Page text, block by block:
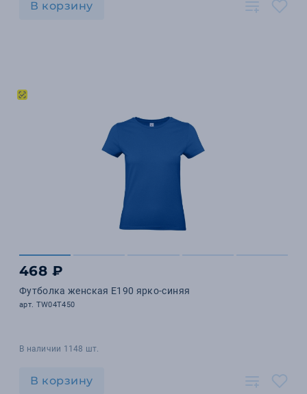
В корзину
468 ₽
Футболка женская E190 ярко-синяя
арт. TW04T450
В наличии 1148 шт.
В корзину